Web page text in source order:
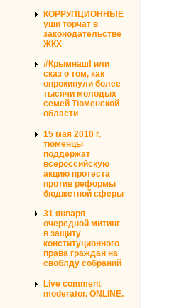
КОРРУПЦИОННЫЕ
уши торчат в
законодательстве
ЖКХ
#Крымнаш! или
сказ о том, как
опрокинули более
тысячи молодых
семей Тюменской
области
15 мая 2010 г.
тюменцы
поддержат
всероссийскую
акцию протеста
против реформы
бюджетной сферы
31 января
очередной митинг
в защиту
конституционного
права граждан на
своблду собраний
Live comment
moderator. ONLINE.